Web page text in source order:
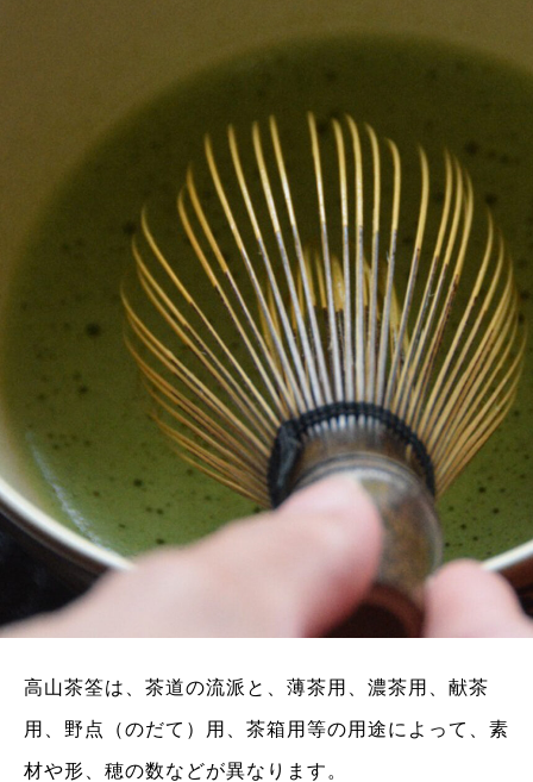
高山茶筌は、茶道の流派と、薄茶用、濃茶用、献茶
用、野点（のだて）用、茶箱用等の用途によって、素
材や形、穂の数などが異なります。